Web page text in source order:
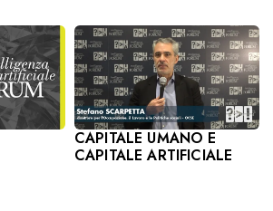
CAPITALE UMANO E
CAPITALE ARTIFICIALE